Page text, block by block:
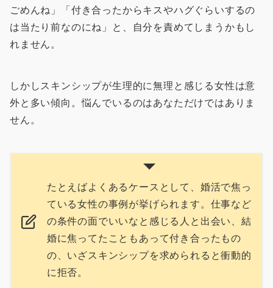
ごめんね」「付き合ったからキスやハグぐらいするの
は当たり前なのにね」と、自分を責めてしまうかもし
れません。
しかしスキンシップが生理的に無理と感じる女性は意
外と多い傾向。悩んでいるのはあなただけではありま
せん。
たとえばよくあるケースとして、婚活で焦っ
ている女性の事例が挙げられます。仕事など
の条件の面でいいなと感じる人と出会い、結
婚に焦ってたこともあって付き合ったもの
の、いざスキンシップを求められると衝動的
に拒否。